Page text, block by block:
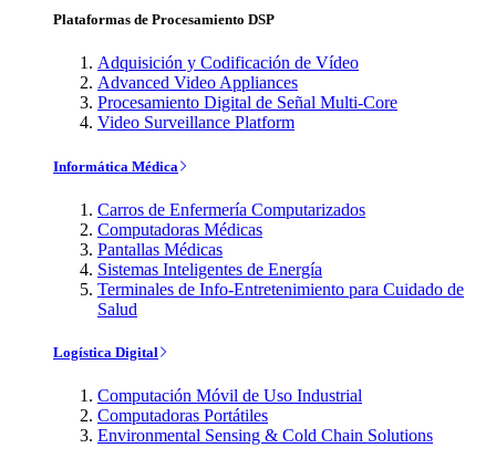
Plataformas de Procesamiento DSP
Adquisición y Codificación de Vídeo
Advanced Video Appliances
Procesamiento Digital de Señal Multi-Core
Video Surveillance Platform
Informática Médica
Carros de Enfermería Computarizados
Computadoras Médicas
Pantallas Médicas
Sistemas Inteligentes de Energía
Terminales de Info-Entretenimiento para Cuidado de
Salud
Logística Digital
Computación Móvil de Uso Industrial
Computadoras Portátiles
Environmental Sensing & Cold Chain Solutions